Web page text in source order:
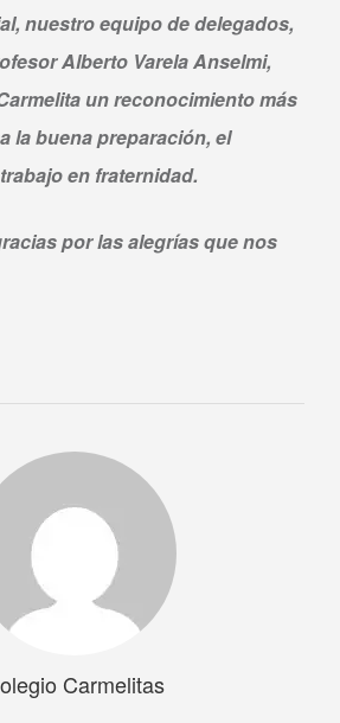
nuestro equipo de delegados,
Alberto Varela Anselmi,
un reconocimiento más
la buena preparación, el
en fraternidad.
por las alegrías que nos
Carmelitas